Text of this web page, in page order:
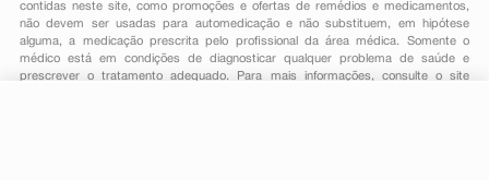
contidas neste site, como promoções e ofertas de remédios e medicamentos,
não devem ser usadas para automedicação e não substituem, em hipótese
alguma, a medicação prescrita pelo profissional da área médica. Somente o
médico está em condições de diagnosticar qualquer problema de saúde e
prescrever o tratamento adequado. Para mais informações, consulte o site